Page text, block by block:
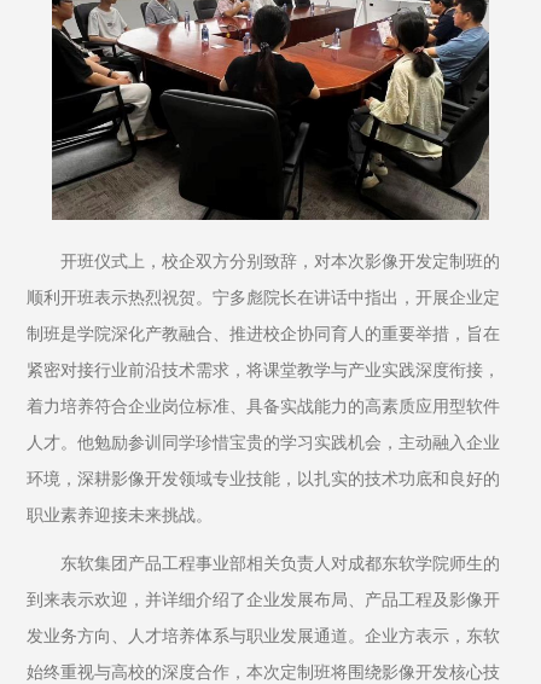
开班仪式上，校企双方分别致辞，对本次影像开发定制班的
顺利开班表示热烈祝贺。宁多彪院长在讲话中指出，开展企业定
制班是学院深化产教融合、推进校企协同育人的重要举措，旨在
紧密对接行业前沿技术需求，将课堂教学与产业实践深度衔接，
着力培养符合企业岗位标准、具备实战能力的高素质应用型软件
人才。他勉励参训同学珍惜宝贵的学习实践机会，主动融入企业
环境，深耕影像开发领域专业技能，以扎实的技术功底和良好的
职业素养迎接未来挑战。
东软集团产品工程事业部相关负责人对成都东软学院师生的
到来表示欢迎，并详细介绍了企业发展布局、产品工程及影像开
发业务方向、人才培养体系与职业发展通道。企业方表示，东软
始终重视与高校的深度合作，本次定制班将围绕影像开发核心技